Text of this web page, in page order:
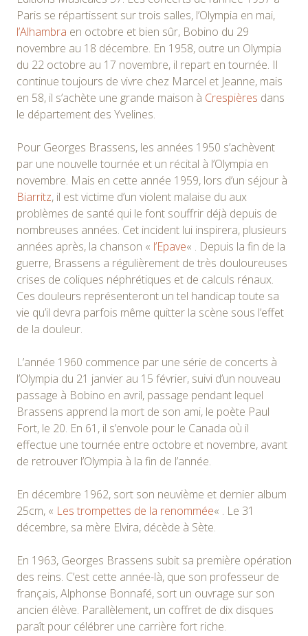
Paris se répartissent sur trois salles, l’Olympia en mai,
l’Alhambra en octobre et bien sûr, Bobino du 29
novembre au 18 décembre. En 1958, outre un Olympia
du 22 octobre au 17 novembre, il repart en tournée. Il
continue toujours de vivre chez Marcel et Jeanne, mais
en 58, il s’achète une grande maison à Crespières dans
le département des Yvelines.
Pour Georges Brassens, les années 1950 s’achèvent
par une nouvelle tournée et un récital à l’Olympia en
novembre. Mais en cette année 1959, lors d’un séjour à
Biarritz, il est victime d’un violent malaise du aux
problèmes de santé qui le font souffrir déjà depuis de
nombreuses années. Cet incident lui inspirera, plusieurs
années après, la chanson « l’Epave« . Depuis la fin de la
guerre, Brassens a régulièrement de très douloureuses
crises de coliques néphrétiques et de calculs rénaux.
Ces douleurs représenteront un tel handicap toute sa
vie qu’il devra parfois même quitter la scène sous l’effet
de la douleur.
L’année 1960 commence par une série de concerts à
l’Olympia du 21 janvier au 15 février, suivi d’un nouveau
passage à Bobino en avril, passage pendant lequel
Brassens apprend la mort de son ami, le poète Paul
Fort, le 20. En 61, il s’envole pour le Canada où il
effectue une tournée entre octobre et novembre, avant
de retrouver l’Olympia à la fin de l’année.
En décembre 1962, sort son neuvième et dernier album
25cm, « Les trompettes de la renommée« . Le 31
décembre, sa mère Elvira, décède à Sète.
En 1963, Georges Brassens subit sa première opération
des reins. C’est cette année-là, que son professeur de
français, Alphonse Bonnafé, sort un ouvrage sur son
ancien élève. Parallèlement, un coffret de dix disques
paraît pour célébrer une carrière fort riche.